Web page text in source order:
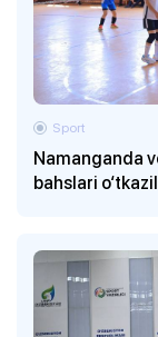
Namanganda
bahslari
Sport